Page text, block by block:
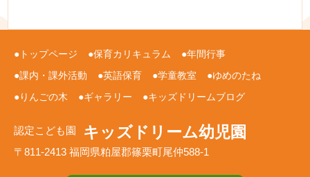
トップページ 保育カリキュラム
年間行事
課内・課外活動
英語保育 学童教室
ゆめのたね
りんごの木
ギャラリー キッズドリームブログ
認定こども園 キッズドリーム幼児園
〒811-2413 福岡県粕屋郡篠栗町尾仲588-1